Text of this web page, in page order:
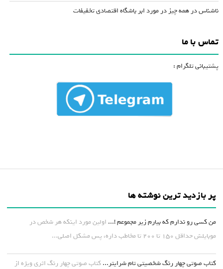
ناشناسدرهمه چیز در مورد ابر باشگاه اقتصادی تخفیفات
تماس با ما
پشتیبانی تلگرام :
پر بازدید ترین نوشته ها
من کسی رو ندارم که بیارم زیر مجموعم !... اولین مورد اینکه هر شخص در
موبایلش حداقل ۱۵۰ تا ۲۰۰ تا مخاطب داره، پس مشکل اصلی...
کتاب صوتی چهار رنگ شخصیتی تام شرایتر... کتاب صوتی چهار رنگ اثری ویژه از